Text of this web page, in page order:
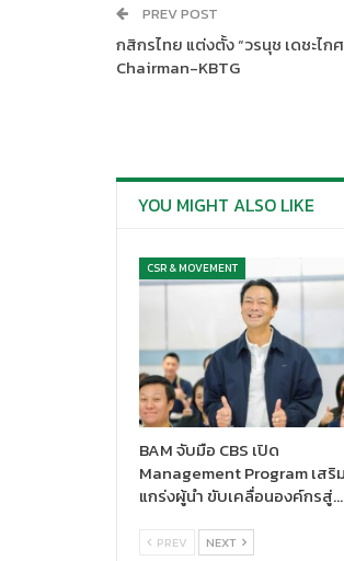
PREV POST
กสิกรไทย แต่งตั้ง “วรนุช เดชะไก
Chairman-KBTG
YOU MIGHT ALSO LIKE
CSR & MOVEMENT
BAM จับมือ CBS เปิด
Management Program เสริม
แกร่งผู้นำ ขับเคลื่อนองค์กรสู่…
PREV NEXT